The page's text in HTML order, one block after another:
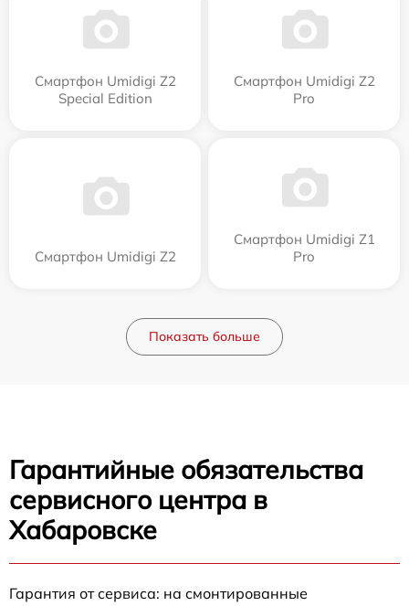
Смартфон Umidigi Z2
Special Edition
Смартфон Umidigi Z2
Pro
Смартфон Umidigi Z2
Смартфон Umidigi Z1
Pro
Показать больше
Гарантийные обязательства
сервисного центра в
Хабаровске
Гарантия от сервиса: на смонтированные